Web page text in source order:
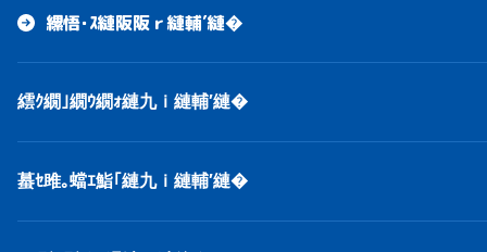
縲悟･ｽ縺阪阪ｒ縺輔′縺�
繧ｸ繝｣繝ｳ繝ｫ縺九ｉ縺輔′縺�
蟇ｾ雎｡蟷ｴ鮨｢縺九ｉ縺輔′縺�